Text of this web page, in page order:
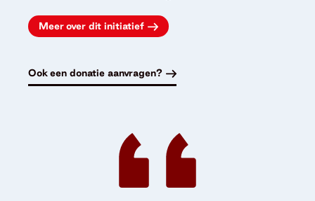
Meer over dit initiatief
Ook een donatie aanvragen?